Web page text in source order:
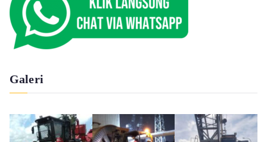
Galeri